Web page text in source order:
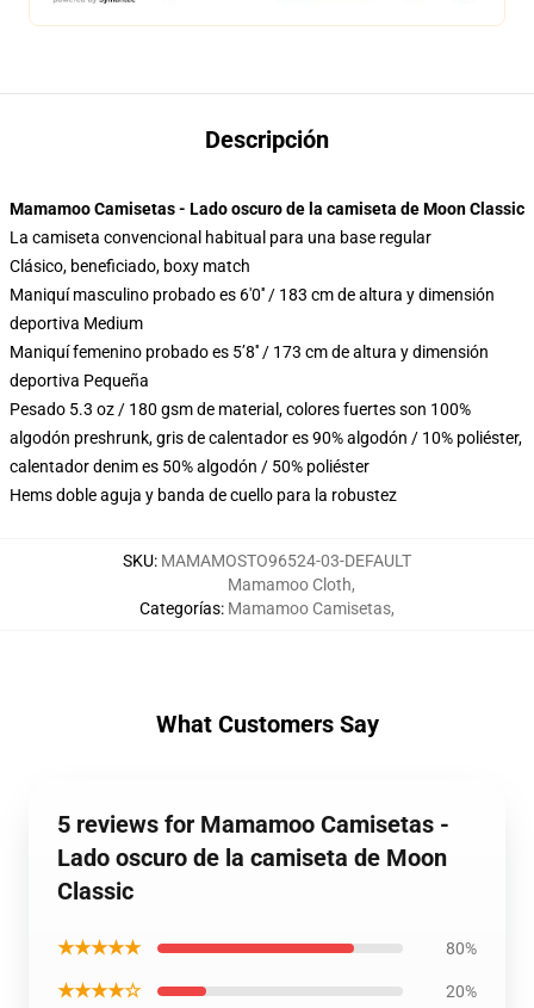
Descripción
Mamamoo Camisetas - Lado oscuro de la camiseta de Moon Classic
La camiseta convencional habitual para una base regular
Clásico, beneficiado, boxy match
Maniquí masculino probado es 6'0′′ / 183 cm de altura y dimensión
deportiva Medium
Maniquí femenino probado es 5’8′′ / 173 cm de altura y dimensión
deportiva Pequeña
Pesado 5.3 oz / 180 gsm de material, colores fuertes son 100%
algodón preshrunk, gris de calentador es 90% algodón / 10% poliéster,
calentador denim es 50% algodón / 50% poliéster
Hems doble aguja y banda de cuello para la robustez
SKU: MAMAMOSTO96524-03-DEFAULT
Categorías:
Mamamoo Cloth,
Mamamoo Camisetas,
What Customers Say
5 reviews for Mamamoo Camisetas -
Lado oscuro de la camiseta de Moon
Classic
★★★★★ 80%
★★★★☆ 20%